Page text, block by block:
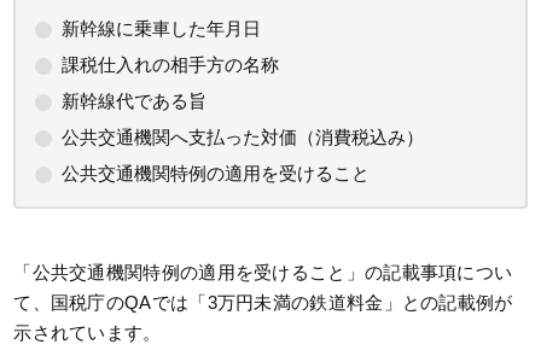
新幹線に乗車した年月日
課税仕入れの相手方の名称
新幹線代である旨
公共交通機関へ支払った対価（消費税込み）
公共交通機関特例の適用を受けること
「公共交通機関特例の適用を受けること」の記載事項につい
て、国税庁のQAでは「3万円未満の鉄道料金」との記載例が
示されています。